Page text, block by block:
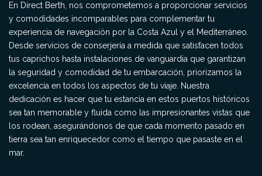
En Direct Berth, nos comprometemos a proporcionar servicios
y comodidades incomparables para complementar tu
experiencia de navegación por la Costa Azul y el Mediterráneo.
Desde servicios de conserjería a medida que satisfacen todos
tus caprichos hasta instalaciones de vanguardia que garantizan
la seguridad y comodidad de tu embarcación, priorizamos la
excelencia en todos los aspectos de tu viaje. Nuestra
dedicación es hacer que tu estancia en estos puertos históricos
sea tan memorable y fluida como las impresionantes vistas que
los rodean, asegurándonos de que cada momento pasado en
tierra sea tan enriquecedor como el tiempo que pasaste en el
mar.